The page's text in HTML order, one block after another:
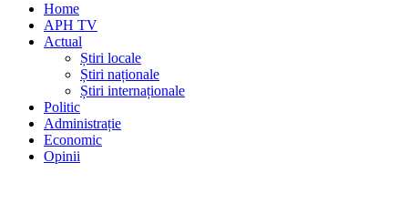
Home
APH TV
Actual
Știri locale
Știri naționale
Știri internaționale
Politic
Administrație
Economic
Opinii